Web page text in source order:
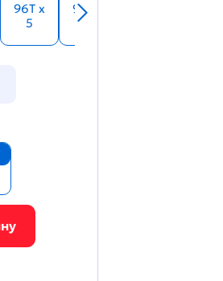
96T x
5
96T x
10